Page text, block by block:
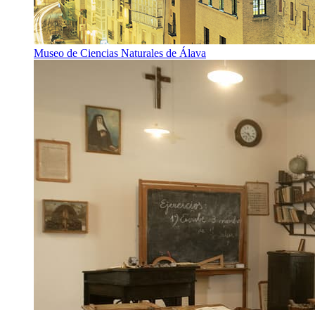
Museo de Ciencias Naturales de Álava